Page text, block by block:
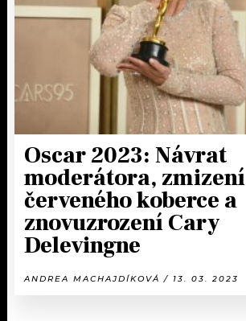
Oscar 2023: Návrat
moderátora, zmizení
červeného koberce a
znovuzrození Cary
Delevingne
ANDREA MACHAJDÍKOVÁ / 13. 03. 2023